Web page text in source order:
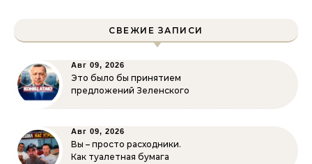
СВЕЖИЕ ЗАПИСИ
Авг 09, 2026
Это было бы принятием
предложений Зеленского
Авг 09, 2026
Вы – просто расходники.
Как туалетная бумага